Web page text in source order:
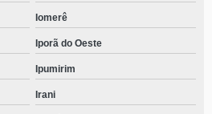
Iomerê
Iporã do Oeste
Ipumirim
Irani